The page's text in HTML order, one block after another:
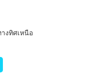
งทิศเหนือ